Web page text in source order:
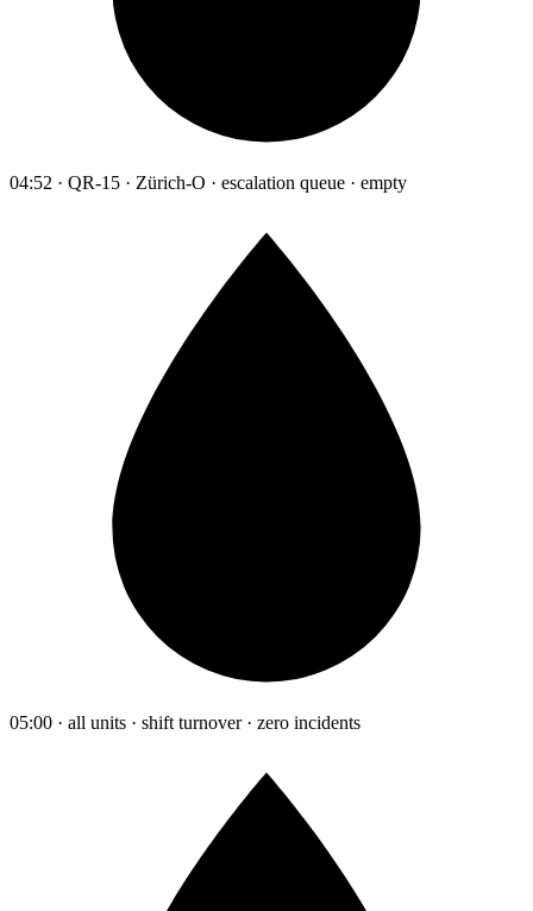
04:52 · QR-15 · Zürich-O · escalation queue · empty
05:00 · all units · shift turnover · zero incidents